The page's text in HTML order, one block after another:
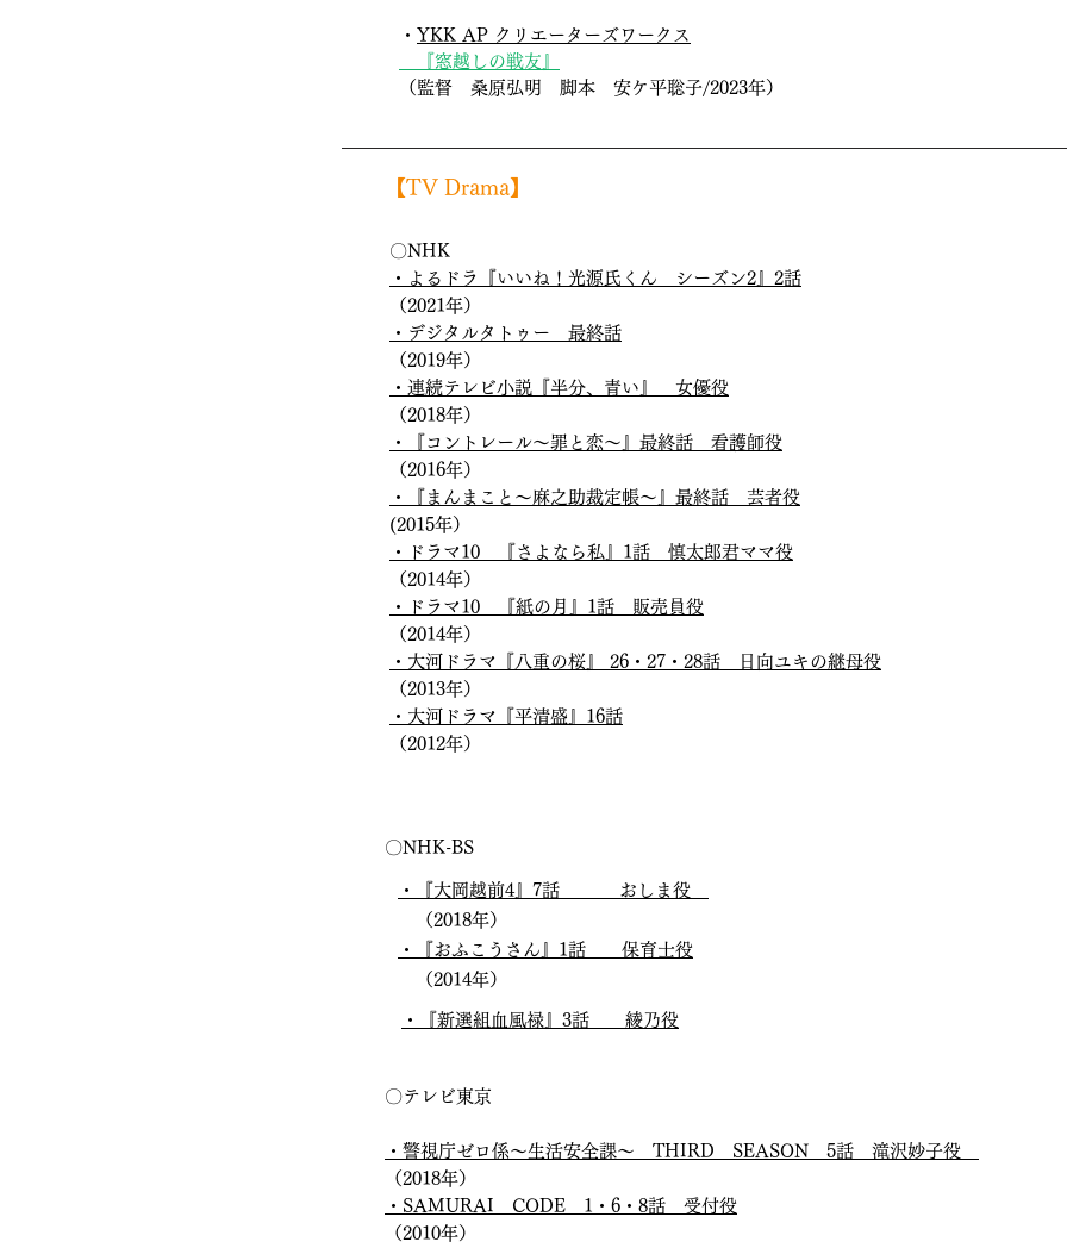
​・ YKK AP クリエーターズワークス
『窓越しの戦友』
​（監督 桑原弘明 脚本 安ケ平聡子/2023年）
​【TV Drama】
〇NHK
・よるドラ『いいね！光源氏くん シーズン2』2話
（2021年）
・デジタルタトゥー 最終話
（2019年）
・連続テレビ小説『半分、青い』 女優役
（2018年）
・『コントレール～罪と恋～』最終話 看護師役
（2016年）
・『まんまこと～麻之助裁定帳～』最終話 芸者役
(2015年）
・ドラマ10 『さよなら私』1話 慎太郎君ママ役
（2014年）
・ドラマ10 『紙の月』1話 販売員役
（2014年）
・大河ドラマ『八重の桜』 26・27・28話 日向ユキの継母役
（2013年）
・大河ドラマ『平清盛』16話
（2012年）
​〇NHK-BS
・『大岡越前4』7話 おしま役
（2018年）
・『おふこうさん』1話 保育士役
（2014年）
​・『新選組血風禄』3話 綾乃役
〇テレビ東京
・警視庁ゼロ係～生活安全課～ THIRD SEASON 5話 滝沢妙子役
（2018年）
・SAMURAI CODE 1・6・8話 受付役
（2010年）